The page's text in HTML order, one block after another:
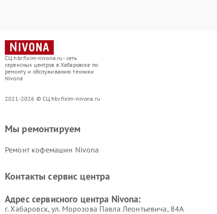
СЦ hbr.fixim-nivona.ru - сеть
сервисных центров в Хабаровске по
ремонту и обслуживанию техники
Nivona
2021-2026 © СЦ hbr.fixim-nivona.ru
Мы ремонтируем
Ремонт кофемашин Nivona
Контакты сервис центра
Адрес сервисного центра Nivona:
г. Хабаровск, ул. Морозова Павла Леонтьевича, 84А